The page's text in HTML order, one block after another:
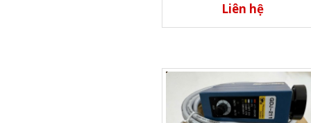
Liên hệ